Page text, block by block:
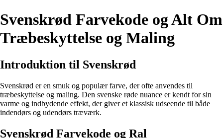
Svenskrød Farvekode og Alt Om
Træbeskyttelse og Maling
Introduktion til Svenskrød
Svenskrød er en smuk og populær farve, der ofte anvendes til
træbeskyttelse og maling. Den svenske røde nuance er kendt for sin
varme og indbydende effekt, der giver et klassisk udseende til både
indendørs og udendørs træværk.
Svenskrød Farvekode og Ral